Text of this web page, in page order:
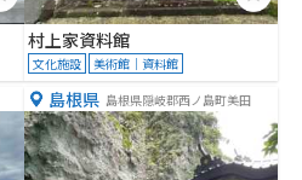
村上家資料館
文化施設 美術館｜資料館
島根県 島根県隠岐郡西ノ島町美田